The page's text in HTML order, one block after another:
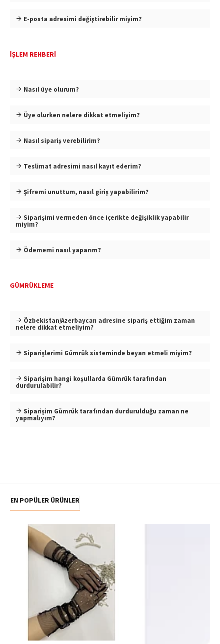
E-posta adresimi değiştirebilir miyim?
İŞLEM REHBERİ
Nasıl üye olurum?
Üye olurken nelere dikkat etmeliyim?
Nasıl sipariş verebilirim?
Teslimat adresimi nasıl kayıt ederim?
Şifremi unuttum, nasıl giriş yapabilirim?
Siparişimi vermeden önce içerikte değişiklik yapabilir
miyim?
Ödememi nasıl yaparım?
GÜMRÜKLEME
Özbekistan/Azerbaycan adresine sipariş ettiğim zaman
nelere dikkat etmeliyim?
Siparişlerimi Gümrük sisteminde beyan etmeli miyim?
Siparişim hangi koşullarda Gümrük tarafından
durdurulabilir?
Siparişim Gümrük tarafından durdurulduğu zaman ne
yapmalıyım?
EN POPÜLER ÜRÜNLER